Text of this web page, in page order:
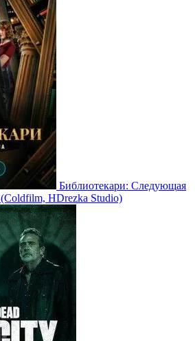
Библиотекари: Следующая
(Coldfilm, HDrezka Studio)